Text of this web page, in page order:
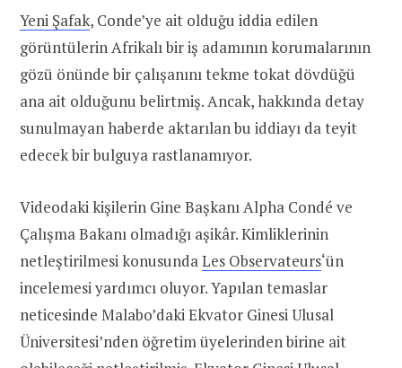
Yeni Şafak, Conde’ye ait olduğu iddia edilen
görüntülerin Afrikalı bir iş adamının korumalarının
gözü önünde bir çalışanını tekme tokat dövdüğü
ana ait olduğunu belirtmiş. Ancak, hakkında detay
sunulmayan haberde aktarılan bu iddiayı da teyit
edecek bir bulguya rastlanamıyor.
Videodaki kişilerin Gine Başkanı Alpha Condé ve
Çalışma Bakanı olmadığı aşikâr. Kimliklerinin
netleştirilmesi konusundaLes Observateurs‘ün
incelemesi yardımcı oluyor. Yapılan temaslar
neticesinde Malabo’daki Ekvator Ginesi Ulusal
Üniversitesi’nden öğretim üyelerinden birine ait